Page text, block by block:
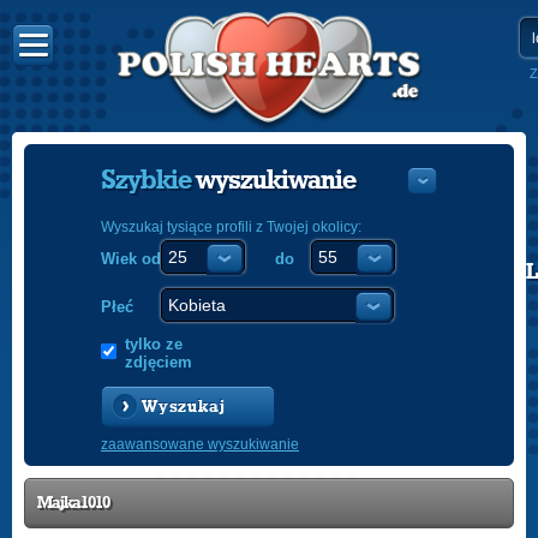
POLISH
Szybkiewyszukiwanie
Wyszukaj tysiące profili z Twojej okolicy:
Wiek od do
Płeć
tylko ze
zdjęciem
Wyszukaj
zaawansowane wyszukiwanie
Majka1010